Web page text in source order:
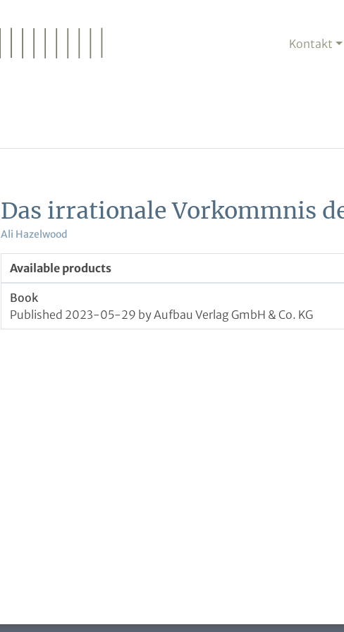
Kontakt
Das irrationale Vorkommnis
Ali Hazelwood
Available products
Book
Published 2023-05-29 by Aufbau Verlag GmbH & Co. KG